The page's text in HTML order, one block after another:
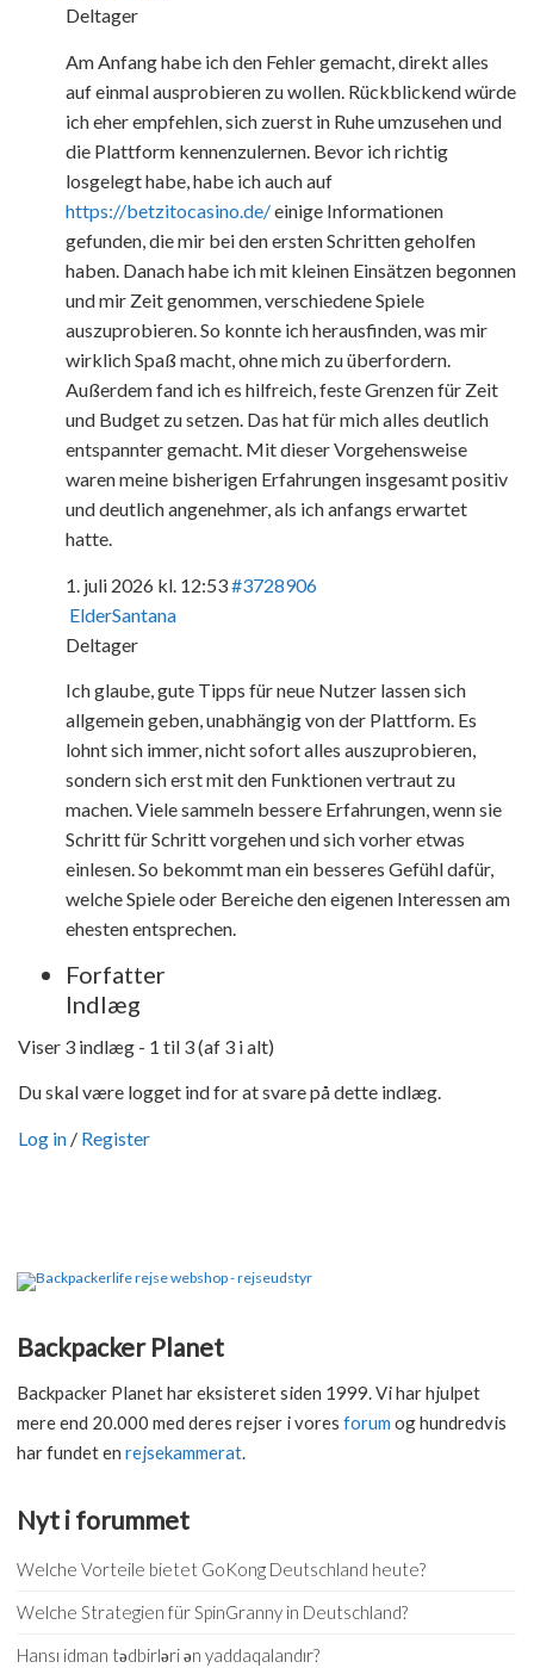
Deltager
Am Anfang habe ich den Fehler gemacht, direkt alles
auf einmal ausprobieren zu wollen. Rückblickend würde
ich eher empfehlen, sich zuerst in Ruhe umzusehen und
die Plattform kennenzulernen. Bevor ich richtig
losgelegt habe, habe ich auch auf
https://betzitocasino.de/einige Informationen
gefunden, die mir bei den ersten Schritten geholfen
haben. Danach habe ich mit kleinen Einsätzen begonnen
und mir Zeit genommen, verschiedene Spiele
auszuprobieren. So konnte ich herausfinden, was mir
wirklich Spaß macht, ohne mich zu überfordern.
Außerdem fand ich es hilfreich, feste Grenzen für Zeit
und Budget zu setzen. Das hat für mich alles deutlich
entspannter gemacht. Mit dieser Vorgehensweise
waren meine bisherigen Erfahrungen insgesamt positiv
und deutlich angenehmer, als ich anfangs erwartet
hatte.
1. juli 2026 kl. 12:53#3728906
ElderSantana
Deltager
Ich glaube, gute Tipps für neue Nutzer lassen sich
allgemein geben, unabhängig von der Plattform. Es
lohnt sich immer, nicht sofort alles auszuprobieren,
sondern sich erst mit den Funktionen vertraut zu
machen. Viele sammeln bessere Erfahrungen, wenn sie
Schritt für Schritt vorgehen und sich vorher etwas
einlesen. So bekommt man ein besseres Gefühl dafür,
welche Spiele oder Bereiche den eigenen Interessen am
ehesten entsprechen.
Forfatter
Indlæg
Viser 3 indlæg - 1 til 3 (af 3 i alt)
Du skal være logget ind for at svare på dette indlæg.
Log in / Register
Backpacker Planet
Backpacker Planet har eksisteret siden 1999. Vi har hjulpet
mere end 20.000 med deres rejser i vores forum og hundredvis
har fundet en rejsekammerat.
Nyt i forummet
Welche Vorteile bietet GoKong Deutschland heute?
Welche Strategien für SpinGranny in Deutschland?
Hansı idman tədbirləri ən yaddaqalandır?